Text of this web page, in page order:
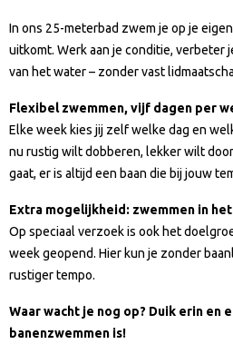
In ons 25-meterbad zwem je op je
uitkomt. Werk aan je conditie, verbeter
van het water – zonder vast
Flexibel zwemmen, vijf dagen per
Elke week kies jij zelf welke dag en
nu rustig wilt dobberen, lekker wilt
gaat, er is altijd een baan die bij jouw
Extra mogelijkheid: zwemmen in
Op speciaal verzoek is ook het
week geopend. Hier kun je zonder
rustiger tempo.
Waar wacht je nog op? Duik erin en
banenzwemmen is!